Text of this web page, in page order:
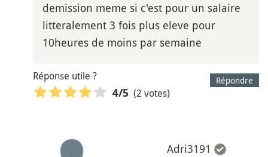
demission meme si c'est pour un salaire
litteralement 3 fois plus eleve pour
10heures de moins par semaine
Répondre
Réponse utile ?
4/5 (2 votes)
Adri3191